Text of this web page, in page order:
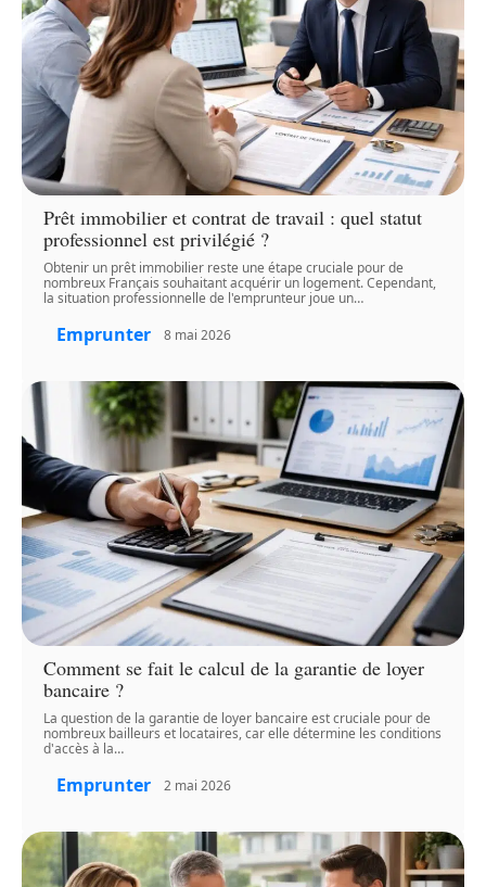
Prêt immobilier et contrat de travail : quel statut
professionnel est privilégié ?
Obtenir un prêt immobilier reste une étape cruciale pour de
nombreux Français souhaitant acquérir un logement. Cependant,
la situation professionnelle de l'emprunteur joue un…
Emprunter 8 mai 2026
Comment se fait le calcul de la garantie de loyer
bancaire ?
La question de la garantie de loyer bancaire est cruciale pour de
nombreux bailleurs et locataires, car elle détermine les conditions
d'accès à la…
Emprunter 2 mai 2026